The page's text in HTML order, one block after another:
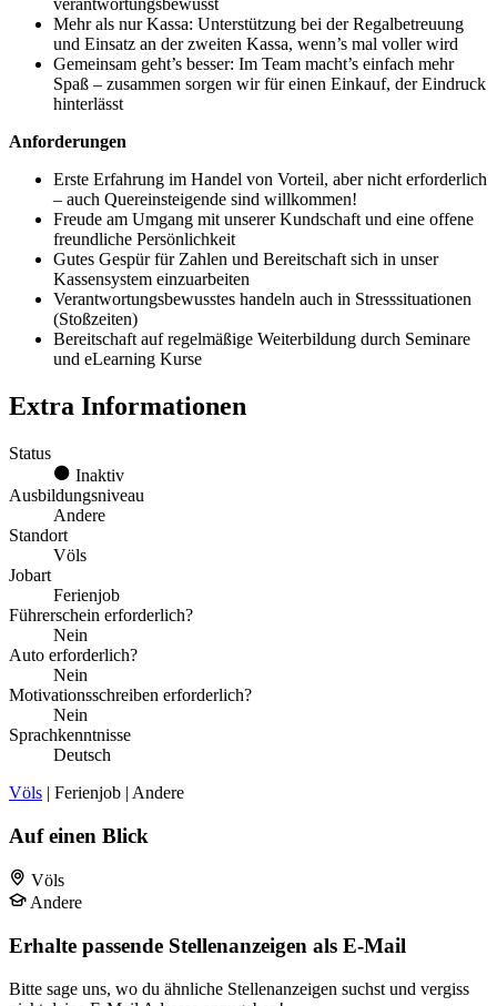
verantwortungsbewusst
Mehr als nur Kassa: Unterstützung bei der Regalbetreuung
und Einsatz an der zweiten Kassa, wenn’s mal voller wird
Gemeinsam geht’s besser: Im Team macht’s einfach mehr
Spaß – zusammen sorgen wir für einen Einkauf, der Eindruck
hinterlässt
Anforderungen
Erste Erfahrung im Handel von Vorteil, aber nicht erforderlich
– auch Quereinsteigende sind willkommen!
Freude am Umgang mit unserer Kundschaft und eine offene
freundliche Persönlichkeit
Gutes Gespür für Zahlen und Bereitschaft sich in unser
Kassensystem einzuarbeiten
Verantwortungsbewusstes handeln auch in Stresssituationen
(Stoßzeiten)
Bereitschaft auf regelmäßige Weiterbildung durch Seminare
und eLearning Kurse
Extra Informationen
Status
Inaktiv
Ausbildungsniveau
Andere
Standort
Völs
Jobart
Ferienjob
Führerschein erforderlich?
Nein
Auto erforderlich?
Nein
Motivationsschreiben erforderlich?
Nein
Sprachkenntnisse
Deutsch
Völs | Ferienjob | Andere
Auf einen Blick
Völs
Andere
Erhalte passende Stellenanzeigen als E-Mail
Bitte sage uns, wo du ähnliche Stellenanzeigen suchst und vergiss